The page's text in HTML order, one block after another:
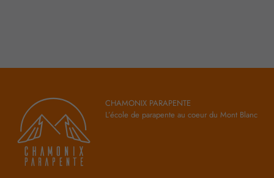
CHAMONIX PARAPENTE
L’école de parapente au coeur du Mont Blanc